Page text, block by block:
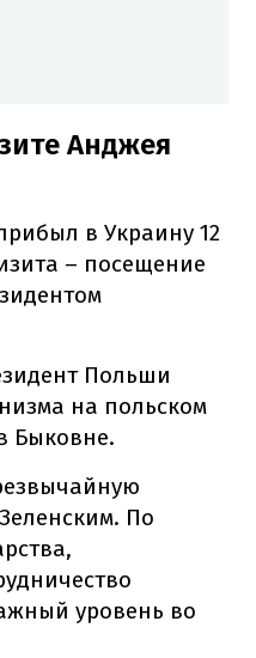
Анджея
в Украину 12
– посещение
Польши
на польском
Быковне.
По
уровень во